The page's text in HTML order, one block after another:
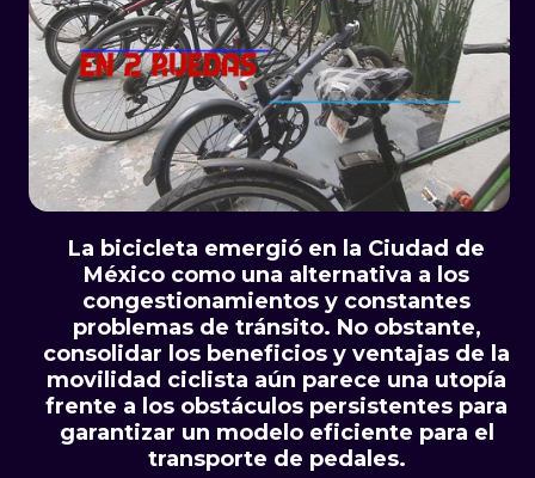
La bicicleta emergió en la Ciudad de
México como una alternativa a los
congestionamientos y constantes
problemas de tránsito. No obstante,
consolidar los beneficios y ventajas de la
movilidad ciclista aún parece una utopía
frente a los obstáculos persistentes para
garantizar un modelo eficiente para el
transporte de pedales.